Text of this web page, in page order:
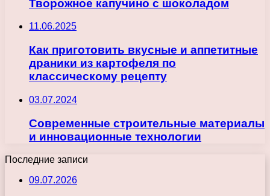
Творожное капучино с шоколадом
11.06.2025
Как приготовить вкусные и аппетитные
драники из картофеля по
классическому рецепту
03.07.2024
Современные строительные материалы
и инновационные технологии
Последние записи
09.07.2026